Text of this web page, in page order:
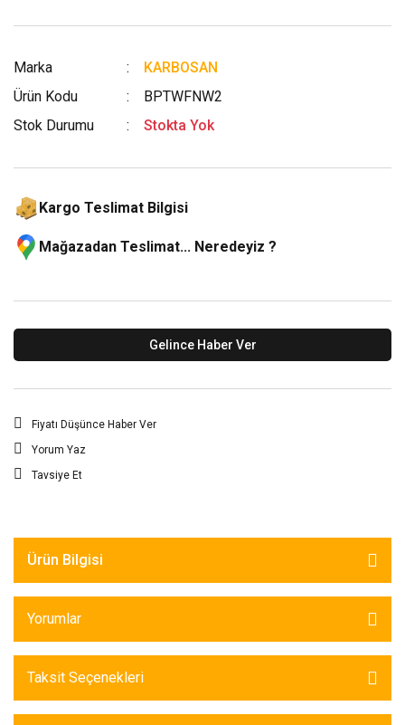
Marka
KARBOSAN
Ürün Kodu
BPTWFNW2
Stok Durumu
Stokta Yok
Kargo Teslimat Bilgisi
Mağazadan Teslimat... Neredeyiz ?
Gelince Haber Ver
Fiyatı Düşünce Haber Ver
Yorum Yaz
Tavsiye Et
Ürün Bilgisi
Yorumlar
Taksit Seçenekleri